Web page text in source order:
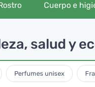
Cuerpo e
salud y
Perfumes unisex